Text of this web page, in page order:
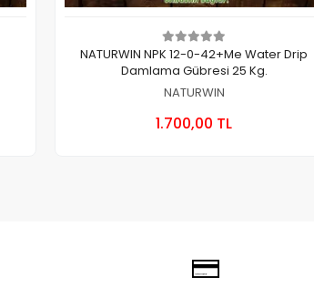
NATURWIN NPK 12-0-42+Me Water Drip
Damlama Gübresi 25 Kg.
NATURWIN
1.700,00 TL